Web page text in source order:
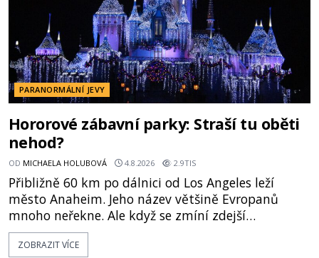
PARANORMÁLNÍ JEVY
Hororové zábavní parky: Straší tu oběti
nehod?
OD MICHAELA HOLUBOVÁ 4.8.2026 2.9TIS
Přibližně 60 km po dálnici od Los Angeles leží
město Anaheim. Jeho název většině Evropanů
mnoho neřekne. Ale když se zmíní zdejší
Disneyland, je hned jasno. Zábavní park vyroste na
poklidném místě bývalého sadu pomerančovníků.
ZOBRAZIT VÍCE